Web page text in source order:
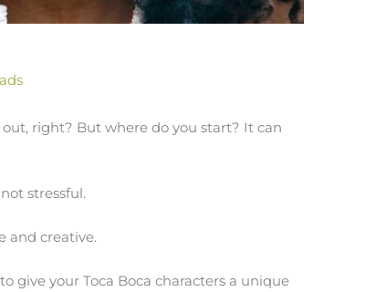
right? But where do you start? It can
stressful.
and creative.
give your Toca Boca characters a unique